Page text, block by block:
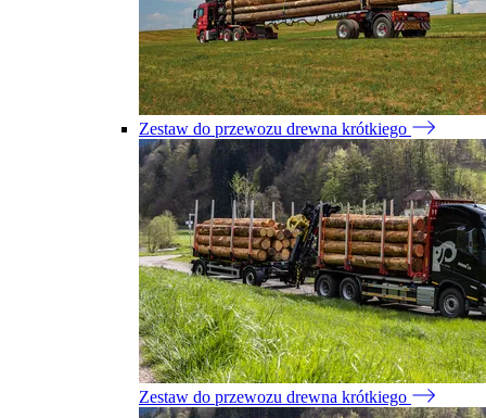
Zestaw do przewozu drewna krótkiego
Zestaw do przewozu drewna krótkiego